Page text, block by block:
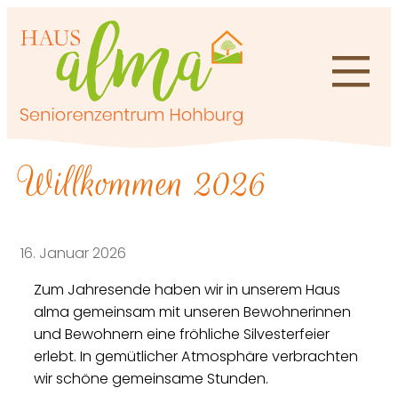
Inhalt
springen
Willkommen 2026
16. Januar 2026
Zum Jahresende haben wir in unserem Haus
alma gemeinsam mit unseren Bewohnerinnen
und Bewohnern eine fröhliche Silvesterfeier
erlebt. In gemütlicher Atmosphäre verbrachten
wir schöne gemeinsame Stunden.